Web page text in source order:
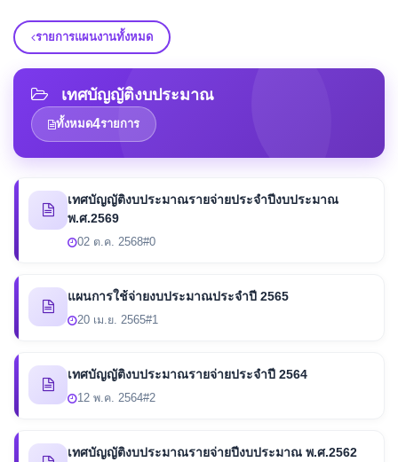
รายการแผนงานทั้งหมด
เทศบัญญัติงบประมาณ
ทั้งหมด4รายการ
เทศบัญญัติงบประมาณรายจ่ายประจำปีงบประมาณ
พ.ศ.2569
02 ต.ค. 2568#0
แผนการใช้จ่ายงบประมาณประจำปี 2565
20 เม.ย. 2565#1
เทศบัญญัติงบประมาณรายจ่ายประจำปี 2564
12 พ.ค. 2564#2
เทศบัญญัติงบประมาณรายจ่ายปีงบประมาณ พ.ศ.2562